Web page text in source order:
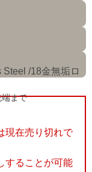
/18金無垢ロ
まで
現在売り切れで
することが可能